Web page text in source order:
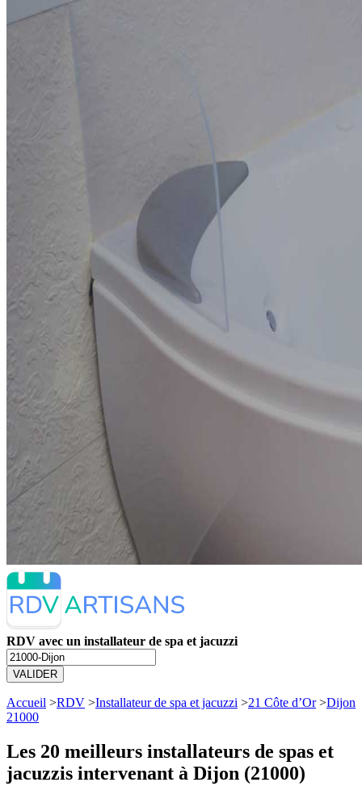
RDV avec un installateur de spa et jacuzzi
VALIDER
Accueil >RDV >Installateur de spa et jacuzzi >21 Côte d’Or>Dijon
21000
Les 20 meilleurs installateurs de spas et
jacuzzis intervenant à Dijon (21000)